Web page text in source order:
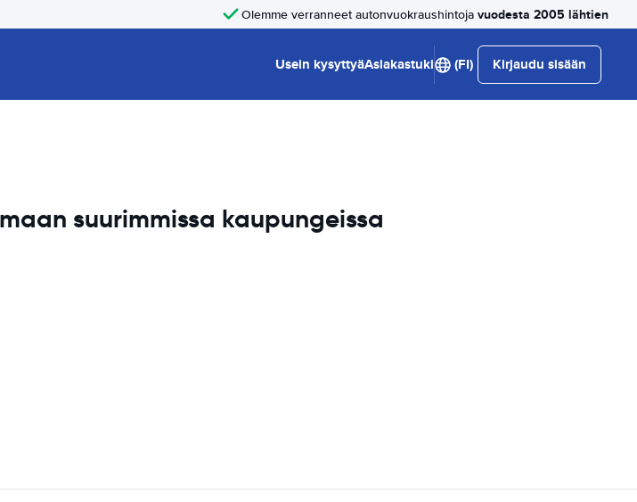
Olemme verranneet autonvuokraushintoja vuodesta 2005 lähtien
Usein kysyttyäAsiakastuki (FI) Kirjaudu sisään
suurimmissa kaupungeissa